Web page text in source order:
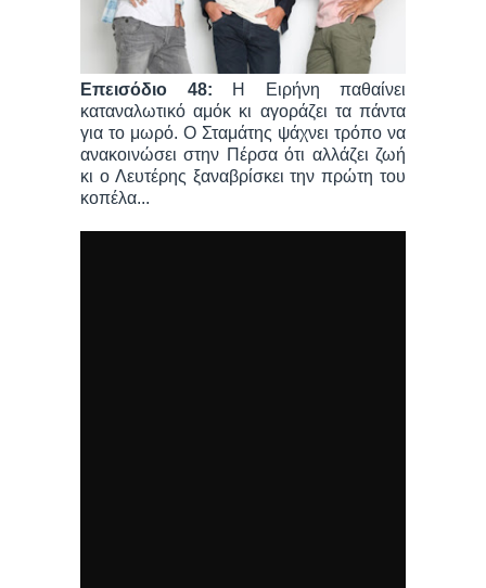
Επεισόδιο 48: Η Ειρήνη παθαίνει
καταναλωτικό αμόκ κι αγοράζει τα πάντα
για το μωρό. Ο Σταμάτης ψάχνει τρόπο να
ανακοινώσει στην Πέρσα ότι αλλάζει ζωή
κι ο Λευτέρης ξαναβρίσκει την πρώτη του
κοπέλα...